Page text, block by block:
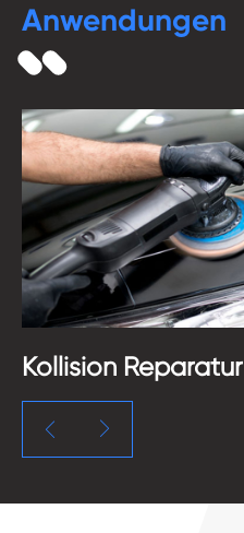
Anwendungen
Kollision Reparatur
 